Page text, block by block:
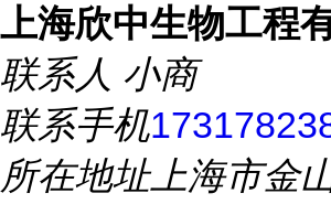
上海欣中生物工程
联系人 小商
联系手机
所在地址上海市金